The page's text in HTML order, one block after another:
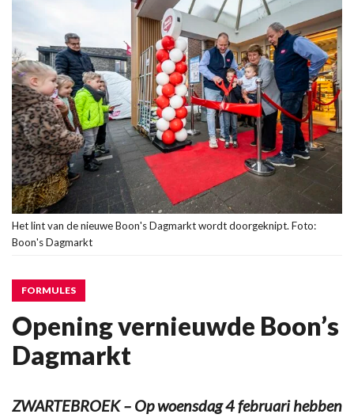
Het lint van de nieuwe Boon's Dagmarkt wordt doorgeknipt. Foto:
Boon's Dagmarkt
FORMULES
Opening vernieuwde Boon’s
Dagmarkt
ZWARTEBROEK – Op woensdag 4 februari hebben